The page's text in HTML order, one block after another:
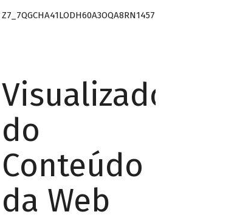
Z7_7QGCHA41LODH60A3OQA8RN1457
Visualizador
do
Conteúdo
da Web